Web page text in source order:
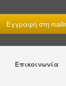
Εγγραφή στη
Επικοινωνία